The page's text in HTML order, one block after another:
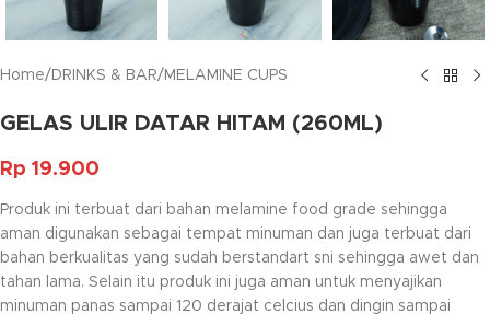
Home/ DRINKS & BAR/ MELAMINE CUPS
GELAS ULIR DATAR HITAM (260ML)
Rp 19.900
Produk ini terbuat dari bahan melamine food grade sehingga
aman digunakan sebagai tempat minuman dan juga terbuat dari
bahan berkualitas yang sudah berstandart sni sehingga awet dan
tahan lama. Selain itu produk ini juga aman untuk menyajikan
minuman panas sampai 120 derajat celcius dan dingin sampai